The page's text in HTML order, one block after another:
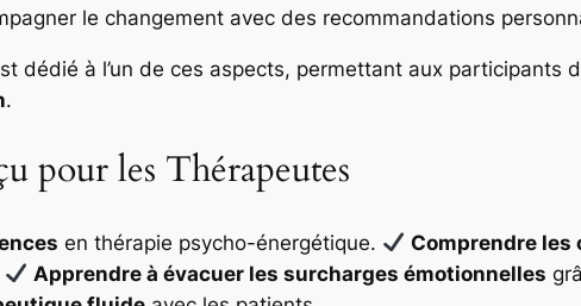
le changement avec des recommandations
dédié à l’un de ces aspects, permettant aux participants
.
pour les Thérapeutes
en thérapie psycho-énergétique. Comprendre les
Apprendre à évacuer les surcharges émotionnelles